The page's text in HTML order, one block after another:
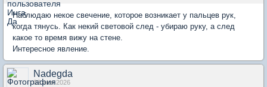
Наблюдаю некое свечение, которое возникает у пальцев рук,
когда тянусь. Как некий световой след - убираю руку, а след
какое то время вижу на стене.
Интересное явление.
Nadegda
02 июн 2026